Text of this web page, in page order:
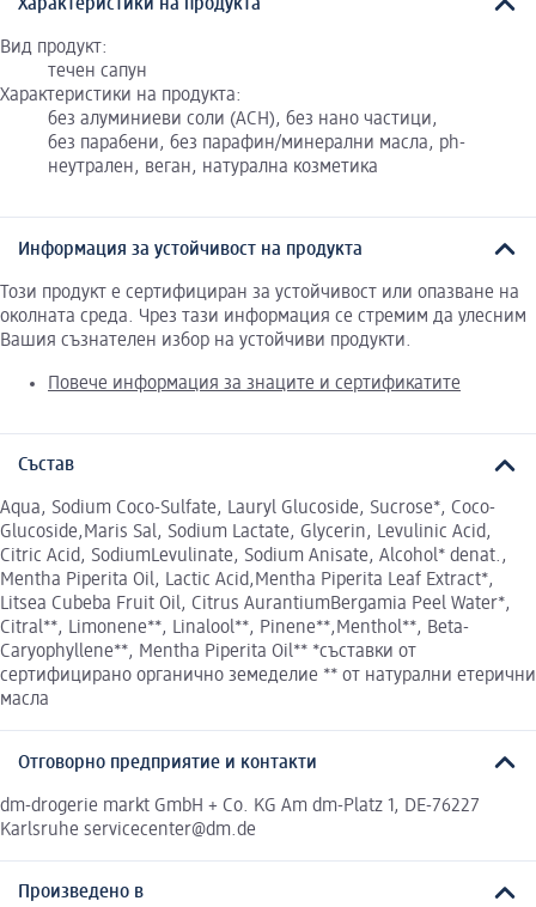
Характеристики на продукта
Вид продукт:
течен сапун
Характеристики на продукта:
без алуминиеви соли (ACH), без нано частици,
без парабени, без парафин/минерални масла, ph-
неутрален, веган, натурална козметика
Информация за устойчивост на продукта
Този продукт е сертифициран за устойчивост или опазване на
околната среда. Чрез тази информация се стремим да улесним
Вашия съзнателен избор на устойчиви продукти.
Повече информация за знаците и сертификатите
Състав
Aqua, Sodium Coco-Sulfate, Lauryl Glucoside, Sucrose*, Coco-
Glucoside,Maris Sal, Sodium Lactate, Glycerin, Levulinic Acid,
Citric Acid, SodiumLevulinate, Sodium Anisate, Alcohol* denat.,
Mentha Piperita Oil, Lactic Acid,Mentha Piperita Leaf Extract*,
Litsea Cubeba Fruit Oil, Citrus AurantiumBergamia Peel Water*,
Citral**, Limonene**, Linalool**, Pinene**,Menthol**, Beta-
Caryophyllene**, Mentha Piperita Oil** *съставки от
сертифицирано органично земеделие ** от натурални етерични
масла
Отговорно предприятие и контакти
dm-drogerie markt GmbH + Co. KG Am dm-Platz 1, DE-76227
Karlsruhe servicecenter@dm.de
Произведено в